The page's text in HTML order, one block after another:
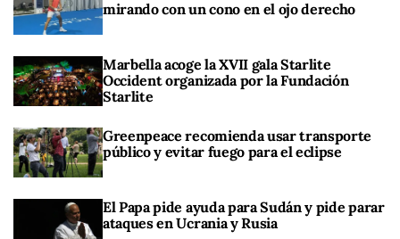
mirando con un cono en el ojo derecho
Marbella acoge la XVII gala Starlite
Occident organizada por la Fundación
Starlite
Greenpeace recomienda usar transporte
público y evitar fuego para el eclipse
El Papa pide ayuda para Sudán y pide parar
ataques en Ucrania y Rusia